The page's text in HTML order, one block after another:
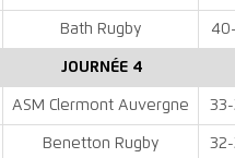
Bath Rugby
JOURNÉE 4
ASM Clermont Auvergne
Benetton Rugby